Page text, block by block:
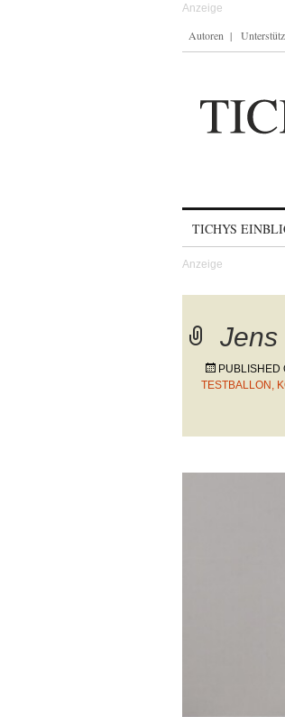
Autoren
TICHYS
Jens
PUBLISHED
TESTBALLON,